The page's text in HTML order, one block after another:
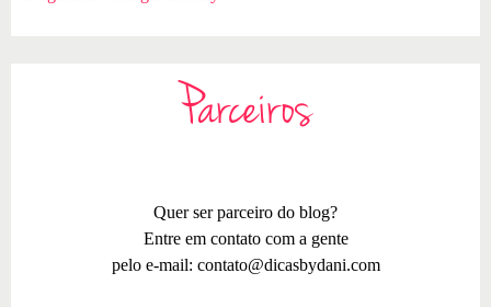
Parceiros
Quer ser parceiro do blog?
Entre em contato com a gente
pelo e-mail: contato@dicasbydani.com